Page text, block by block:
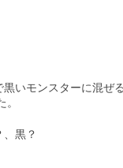
いモンスターに混ぜ
黒？